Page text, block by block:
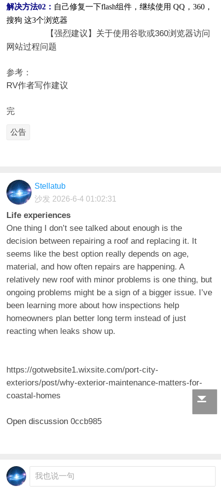
解决方法02： 自己修复一下flash组件，继续使用 QQ，360，
搜狗 这3个浏览器
【强烈建议】关于使用谷歌或360浏览器访问
网站过程问题
参考：
RV作者写作建议
完
公告
Stellatub
沙发 2026-6-4 01:02:31
Life experiences
One thing I don’t see talked about enough is the
decision between repairing a roof and replacing it. It
seems like the best option really depends on age,
material, and how often repairs are happening. A
relatively new roof with minor problems is one thing, but
ongoing problems might be a sign of a bigger issue. I’ve
been learning more about how inspections help
homeowners plan better long term instead of just
reacting when leaks show up.
https://gotwebsite1.wixsite.com/port-city-
exteriors/post/why-exterior-maintenance-matters-for-
coastal-homes
Open discussion 0ccb985